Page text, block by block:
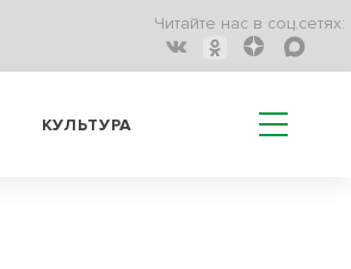
Читайте нас в соц.сетях:
КУЛЬТУРА